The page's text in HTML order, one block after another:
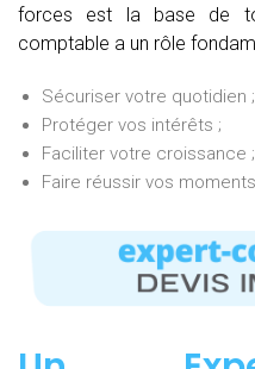
forces est la base de
comptable a un rôle
Sécuriser votre quotidien ;
Protéger vos intérêts ;
Faciliter votre croissance ;
Faire réussir vos